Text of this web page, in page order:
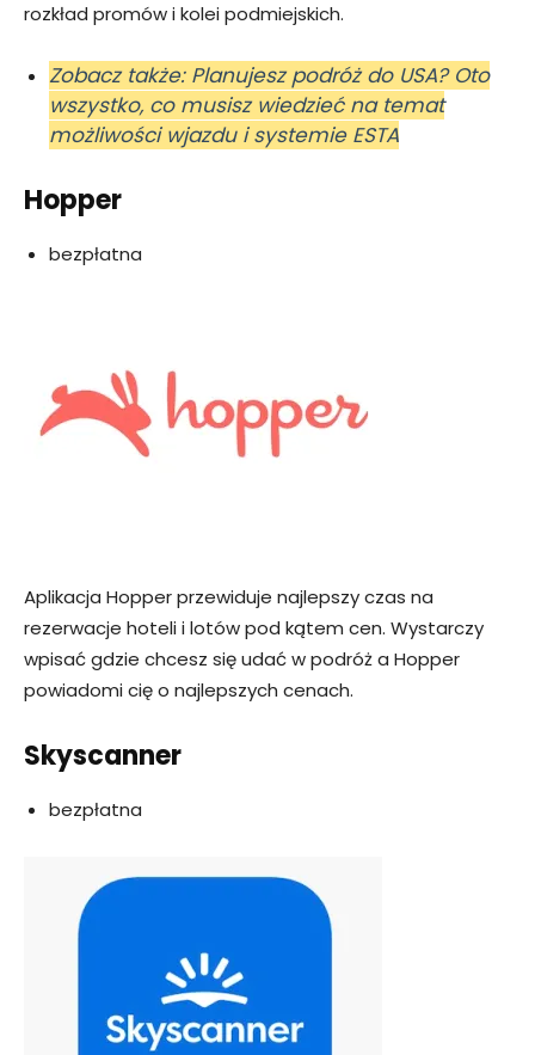
rozkład promów i kolei podmiejskich.
Zobacz także: Planujesz podróż do USA? Oto
wszystko, co musisz wiedzieć na temat
możliwości wjazdu i systemie ESTA
Hopper
bezpłatna
Aplikacja Hopper przewiduje najlepszy czas na
rezerwacje hoteli i lotów pod kątem cen. Wystarczy
wpisać gdzie chcesz się udać w podróż a Hopper
powiadomi cię o najlepszych cenach.
Skyscanner
bezpłatna